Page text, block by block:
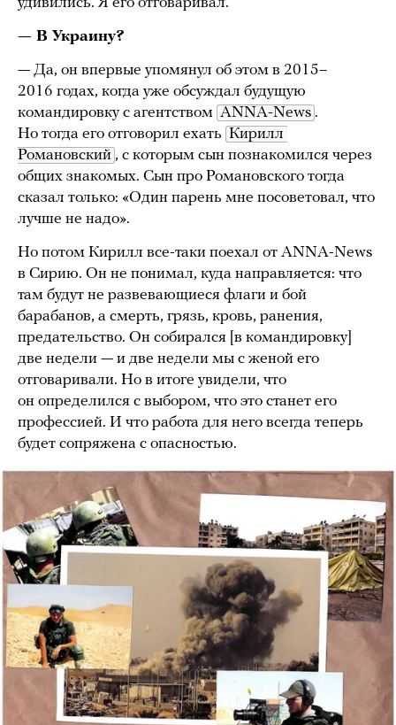
— В Украину?
— Да, он впервые упомянул об этом в 2015–
2016 годах, когда уже обсуждал будущую
командировку с агентством ANNA-News .
Но тогда его отговорил ехать Кирилл
Романовский , с которым сын познакомился через
общих знакомых. Сын про Романовского тогда
сказал только: «Один парень мне посоветовал, что
лучше не надо».
Но потом Кирилл все-таки поехал от ANNA-News
в Сирию. Он не понимал, куда направляется: что
там будут не развевающиеся флаги и бой
барабанов, а смерть, грязь, кровь, ранения,
предательство. Он собирался [в командировку]
две недели — и две недели мы с женой его
отговаривали. Но в итоге увидели, что
он определился с выбором, что это станет его
профессией. И что работа для него всегда теперь
будет сопряжена с опасностью.